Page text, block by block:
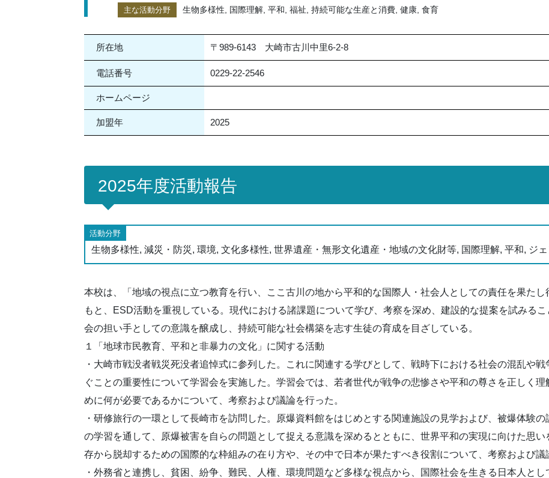
主な活動分野 生物多様性, 国際理解, 平和, 福祉, 持続可能な生産と消費, 健康, 食育
所在地 〒989-6143 大崎市古川中里6-2-8
電話番号 0229-22-2546
ホームページ
加盟年 2025
2025年度活動報告
活動分野
生物多様性, 減災・防災, 環境, 文化多様性, 世界遺産・無形文化遺産・地域の文化財等, 国際理解, 平和, ジ
本校は、「地域の視点に立つ教育を行い、ここ古川の地から平和的な国際人・社会人としての責任を果た
もと、ESD活動を重視している。現代における諸課題について学び、考察を深め、建設的な提案を試みる
会の担い手としての意識を醸成し、持続可能な社会構築を志す生徒の育成を目ざしている。
１「地球市民教育、平和と非暴力の文化」に関する活動
・大崎市戦没者戦災死没者追悼式に参列した。これに関連する学びとして、戦時下における社会の混乱や
ぐことの重要性について学習会を実施した。学習会では、若者世代が戦争の悲惨さや平和の尊さを正しく
めに何が必要であるかについて、考察および議論を行った。
・研修旅行の一環として長崎市を訪問した。原爆資料館をはじめとする関連施設の見学および、被爆体験
の学習を通して、原爆被害を自らの問題として捉える意識を深めるとともに、世界平和の実現に向けた思
存から脱却するための国際的な枠組みの在り方や、その中で日本が果たすべき役割について、考察および議
・外務省と連携し、貧困、紛争、難民、人権、環境問題など多様な視点から、国際社会を生きる日本人と